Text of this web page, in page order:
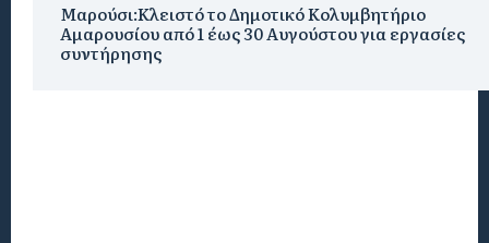
Μαρούσι:Κλειστό το Δημοτικό Κολυμβητήριο
Αμαρουσίου από 1 έως 30 Αυγούστου για εργασίες
συντήρησης